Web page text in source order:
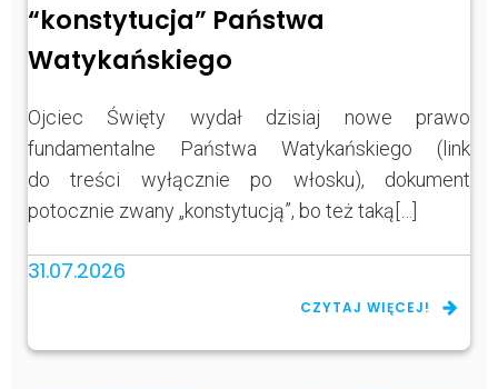
“konstytucja” Państwa
Watykańskiego
Ojciec Święty wydał dzisiaj nowe prawo
fundamentalne Państwa Watykańskiego (link
do treści wyłącznie po włosku), dokument
potocznie zwany „konstytucją”, bo też taką[…]
31.07.2026
CZYTAJ WIĘCEJ!